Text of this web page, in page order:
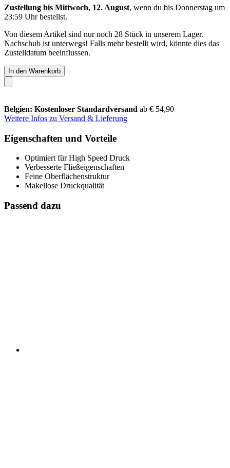
Zustellung bis Mittwoch, 12. August, wenn du bis Donnerstag um
23:59 Uhrbestellst.
Von diesem Artikel sind nur noch 28 Stück in unserem Lager.
Nachschub ist unterwegs! Falls mehr bestellt wird, könnte dies das
Zustelldatum beeinflussen.
In den Warenkorb
Belgien: Kostenloser Standardversand ab € 54,90
Weitere Infos zu Versand & Lieferung
Eigenschaften und Vorteile
Optimiert für High Speed Druck
Verbesserte Fließeigenschaften
Feine Oberflächenstruktur
Makellose Druckqualität
Passend dazu